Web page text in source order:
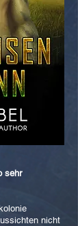
sehr
nicht